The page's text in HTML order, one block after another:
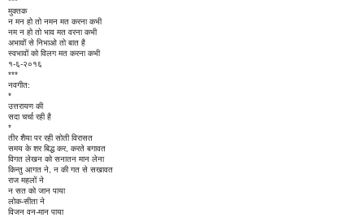
मुक्तक
न मन हो तो नमन मत करना कभी
नम न हो तो भाव मत वरना कभी
अभावों से निभाओ तो बात है
स्वभावों को विलग मत करना कभी
१-६-२०१६
***
नवगीत:
*
उत्तरायण की
सदा चर्चा रही है
*
तीर शैया पर रही सोती विरासत
समय के शर बिद्ध कर, करते बगावत
विगत लेखन को सनातन मान लेना
किन्तु आगत ने, न की गत से सखावत
राज महलों ने
न सत को जान पाया
लोक-सीता ने
विजन वन-मान पाया